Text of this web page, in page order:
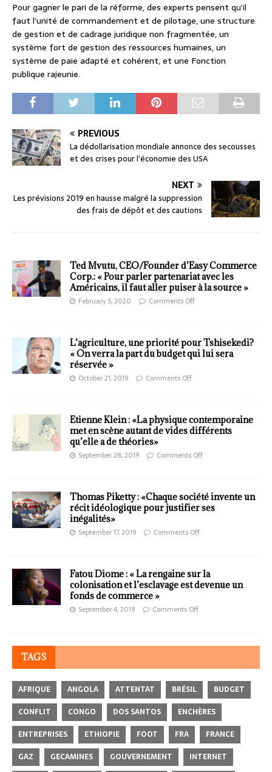
Pour gagner le pari de la réforme, des experts pensent qu’il
faut l’unité de commandement et de pilotage, une structure
de gestion et de cadrage juridique non fragmentée, un
système fort de gestion des ressources humaines, un
système de paie adapté et cohérent, et une Fonction
publique rajeunie.
PREVIOUS
La dédollarisation mondiale annonce des secousses
et des crises pour l’économie des USA
NEXT
Les prévisions 2019 en hausse malgré la suppression
des frais de dépôt et des cautions
Ted Mvutu, CEO/Founder d’Easy Commerce
Corp.: « Pour parler partenariat avec les
Américains, il faut aller puiser à la source »
February 5, 2020 Comments Off
L’agriculture, une priorité pour Tshisekedi?
« On verra la part du budget qui lui sera
réservée »
October 21, 2019 Comments Off
Etienne Klein : «La physique contemporaine
met en scène autant de vides différents
qu’elle a de théories»
September 28, 2019 Comments Off
Thomas Piketty : «Chaque société invente un
récit idéologique pour justifier ses
inégalités»
September 17, 2019 Comments Off
Fatou Diome : « La rengaine sur la
colonisation et l’esclavage est devenue un
fonds de commerce »
September 4, 2019 Comments Off
TAGS
AFRIQUE ANGOLA ATTENTAT BRÉSIL
BUDGET
CONFLIT
CONGO DOS SANTOS
ENCHÈRES
ENTREPRISES
ETHIOPIE FOOT FRA
FRANCE
GAZ
GECAMINES GOUVERNEMENT INTERNET